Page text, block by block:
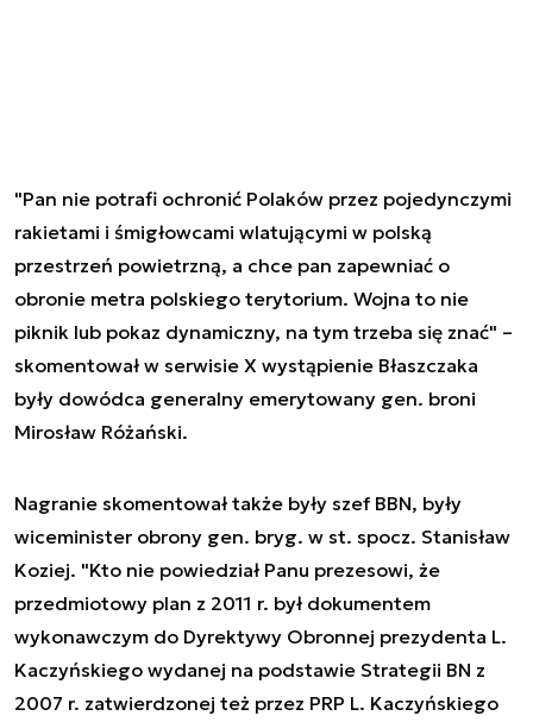
"Pan nie potrafi ochronić Polaków przez pojedynczymi
rakietami i śmigłowcami wlatującymi w polską
przestrzeń powietrzną, a chce pan zapewniać o
obronie metra polskiego terytorium. Wojna to nie
piknik lub pokaz dynamiczny, na tym trzeba się znać" –
skomentował w serwisie X wystąpienie Błaszczaka
były dowódca generalny emerytowany gen. broni
Mirosław Różański.
Nagranie skomentował także były szef BBN, były
wiceminister obrony gen. bryg. w st. spocz. Stanisław
Koziej. "Kto nie powiedział Panu prezesowi, że
przedmiotowy plan z 2011 r. był dokumentem
wykonawczym do Dyrektywy Obronnej prezydenta L.
Kaczyńskiego wydanej na podstawie Strategii BN z
2007 r. zatwierdzonej też przez PRP L. Kaczyńskiego